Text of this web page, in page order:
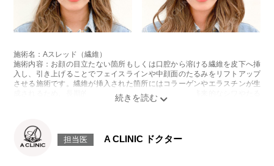
施術名：Aスレッド（繊維）
施術内容：お顔の目立たない箇所もしくは口腔から溶ける繊維を皮下へ挿
入し、引き上げることでフェイスラインや中顔面のたるみをリフトアップ
させる施術です。繊維が挿入された箇所にはコラーゲンやエラスチンが生
成されるため、長期的な美肌効果、肌質の改善効果、将来的なシワやたる
みの予防効果が期待できます。
とがございます。また、稀ではありますが、施術部位の細菌感染症、皮膚
のよれ、繊維の突出などが生じることがございます。化膿止め・痛み止め
担当医 A CLINIC ドクター